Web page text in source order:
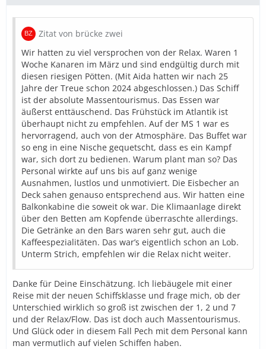
Zitat von brücke zwei
Wir hatten zu viel versprochen von der Relax. Waren 1
Woche Kanaren im März und sind endgültig durch mit
diesen riesigen Pötten. (Mit Aida hatten wir nach 25
Jahre der Treue schon 2024 abgeschlossen.) Das Schiff
ist der absolute Massentourismus. Das Essen war
äußerst enttäuschend. Das Frühstück im Atlantik ist
überhaupt nicht zu empfehlen. Auf der MS 1 war es
hervorragend, auch von der Atmosphäre. Das Buffet war
so eng in eine Nische gequetscht, dass es ein Kampf
war, sich dort zu bedienen. Warum plant man so? Das
Personal wirkte auf uns bis auf ganz wenige
Ausnahmen, lustlos und unmotiviert. Die Eisbecher an
Deck sahen genauso entsprechend aus. Wir hatten eine
Balkonkabine die soweit ok war. Die Klimaanlage direkt
über den Betten am Kopfende überraschte allerdings.
Die Getränke an den Bars waren sehr gut, auch die
Kaffeespezialitäten. Das war’s eigentlich schon an Lob.
Unterm Strich, empfehlen wir die Relax nicht weiter.
Danke für Deine Einschätzung. Ich liebäugele mit einer
Reise mit der neuen Schiffsklasse und frage mich, ob der
Unterschied wirklich so groß ist zwischen der 1, 2 und 7
und der Relax/Flow. Das ist doch auch Massentourismus.
Und Glück oder in diesem Fall Pech mit dem Personal kann
man vermutlich auf vielen Schiffen haben.